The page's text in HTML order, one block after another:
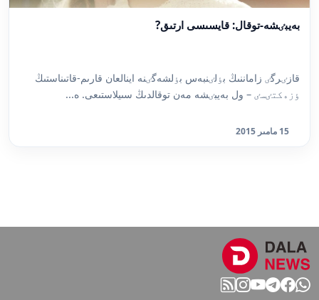
بەيبٸشە-توقال: قايسىسى ارتىق?
قازٸرگٸ زاماننىڭ بٶلٸنبەس بٶلشەگٸنە اينالعان قارىم-قاتىناستىڭ
ٶزەكتٸسٸ – ول بەيبٸشە مەن توقالدىڭ سىيلاستىعى. ە...
15 مامىر 2015